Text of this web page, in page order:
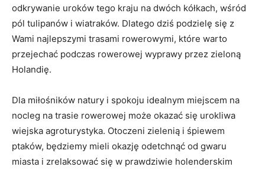
odkrywanie uroków tego kraju na dwóch ​kółkach, wśród
pól⁣ tulipanów i wiatraków. Dlatego⁣ dziś podzielę się z
Wami najlepszymi trasami rowerowymi, które ‌warto
przejechać podczas‍ rowerowej‌ wyprawy przez zieloną
Holandię.
Dla miłośników natury i spokoju idealnym miejscem na
nocleg ⁣na trasie rowerowej może okazać‍ się urokliwa
wiejska agroturystyka.⁣ Otoczeni zielenią i śpiewem
ptaków, będziemy ⁤mieli okazję odetchnąć od gwaru⁢
miasta i zrelaksować się w prawdziwie holenderskim